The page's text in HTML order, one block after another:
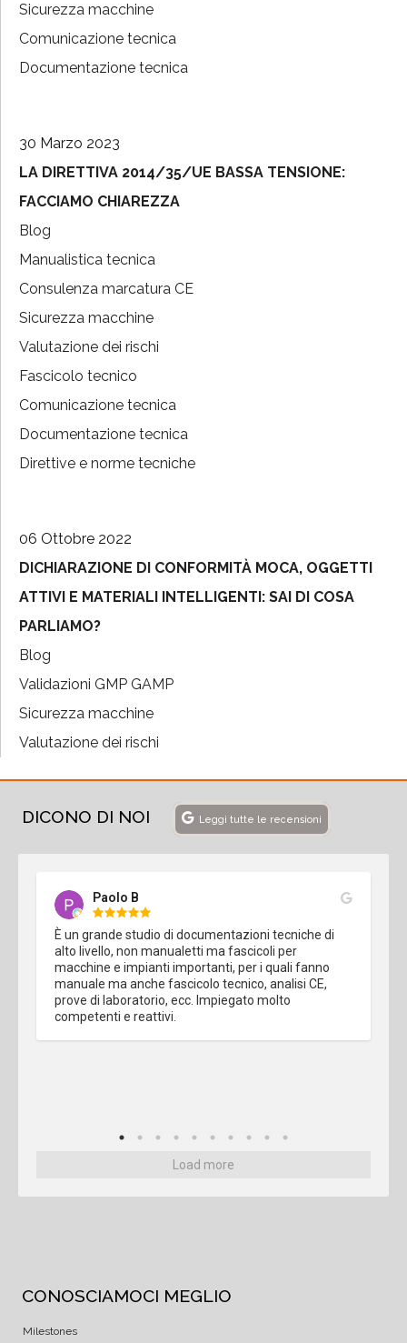
Sicurezza macchine
Comunicazione tecnica
Documentazione tecnica
30 Marzo 2023
LA DIRETTIVA 2014/35/UE BASSA TENSIONE:
FACCIAMO CHIAREZZA
Blog
Manualistica tecnica
Consulenza marcatura CE
Sicurezza macchine
Valutazione dei rischi
Fascicolo tecnico
Comunicazione tecnica
Documentazione tecnica
Direttive e norme tecniche
06 Ottobre 2022
DICHIARAZIONE DI CONFORMITÀ MOCA, OGGETTI
ATTIVI E MATERIALI INTELLIGENTI: SAI DI COSA
PARLIAMO?
Blog
Validazioni GMP GAMP
Sicurezza macchine
Valutazione dei rischi
DICONO DI NOI Leggi tutte le recensioni
Paolo B
È un grande studio di documentazioni tecniche di
alto livello, non manualetti ma fascicoli per
macchine e impianti importanti, per i quali fanno
manuale ma anche fascicolo tecnico, analisi CE,
prove di laboratorio, ecc. Impiegato molto
competenti e reattivi.
Load more
CONOSCIAMOCI MEGLIO
Milestones